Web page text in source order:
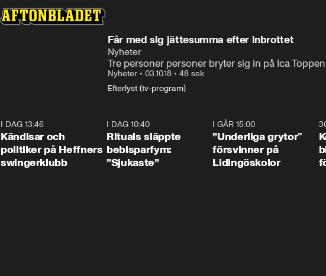
Får med sig jättesumma efter inbrottet
Nyheter
Tre personer personer bryter sig in på Ica
Nyheter • 03.10.18 • 48 sek
Efterlyst (tv-program)
I DAG 13:46
Kändisar och
politiker på Heffners
swingerklubb
I DAG 10:40
Rituals släppte
bebisparfym:
”Sjukaste”
I GÅR 15:00
”Underliga grytor"
försvinner på
Lidingöskolor